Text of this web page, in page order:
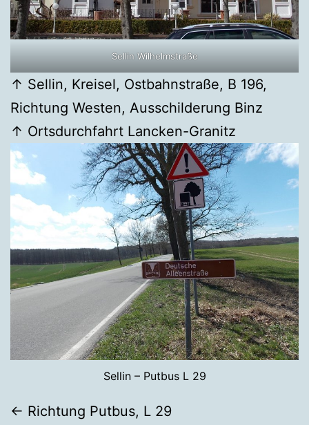
Sellin Wilhelmstraße
↑ Sellin, Kreisel, Ostbahnstraße, B 196,
Richtung Westen, Ausschilderung Binz
↑ Ortsdurchfahrt Lancken-Granitz
Sellin – Putbus L 29
← Richtung Putbus, L 29